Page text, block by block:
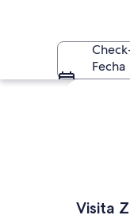
Fecha
Ver mapa
Visita